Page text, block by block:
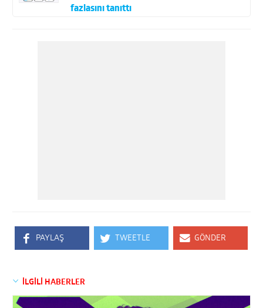
fazlasını tanıttı
PAYLAŞ TWEETLE GÖNDER
İLGİLİ HABERLER